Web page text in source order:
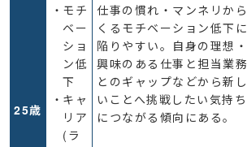
25歳
モチ
ベー
ショ
ン低
下
キャ
リア
(ラ
仕事の慣れ・マンネリから
くるモチベーション低下に
陥りやすい。自身の理想・
興味のある仕事と担当業務
とのギャップなどから新し
いことへ挑戦したい気持ち
につながる傾向にある。